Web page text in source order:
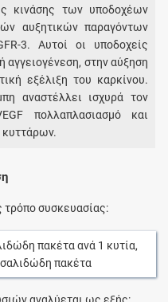
κινάσης των υποδοχέων
αυξητικών παραγόντων
3. Αυτοί οι υποδοχείς
αγγειογένεση, στην αύξηση
εξέλιξη του καρκίνου.
αναστέλλει ισχυρά τον
πολλαπλασιασμό και
τρόπο συσκευασίας:
πακέταανά 1 κυτία,
πακέτα